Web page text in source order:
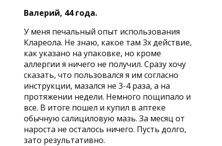
Валерий, 44 года.
У меня печальный опыт использования
Клареола. Не знаю, какое там 3х действие,
как указано на упаковке, но кроме
аллергии я ничего не получил. Сразу хочу
сказать, что пользовался я им согласно
инструкции, мазался не 3-4 раза, а на
протяжении недели. Немного пощипало и
все. В итоге пошел и купил в аптеке
обычную салициловую мазь. За месяц от
нароста не осталось ничего. Пусть долго,
зато результативно.